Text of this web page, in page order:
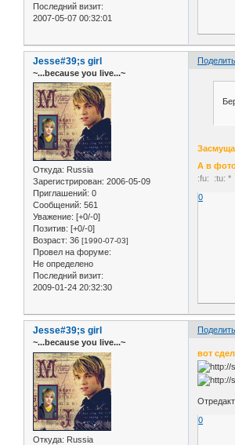
Последний визит:
2007-05-07 00:32:01
Jesse#39;s girl
~...because you live...~
Откуда: Russia
Зарегистрирован: 2006-05-09
Приглашений: 0
Сообщений: 561
Уважение: [+0/-0]
Позитив: [+0/-0]
Возраст: 36 [1990-07-03]
Провел на форуме:
Не определено
Последний визит:
2009-01-24 20:32:30
А в
:fu: :tu: *
0
Jesse#39;s girl
~...because you live...~
Откуда: Russia
вот
0